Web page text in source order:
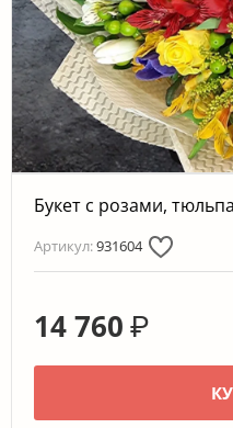
Букет с розами,
Артикул:931604
14 760 ₽